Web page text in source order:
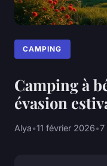
CAMPING
Camping à
évasion
Alya•11 février 2026•7